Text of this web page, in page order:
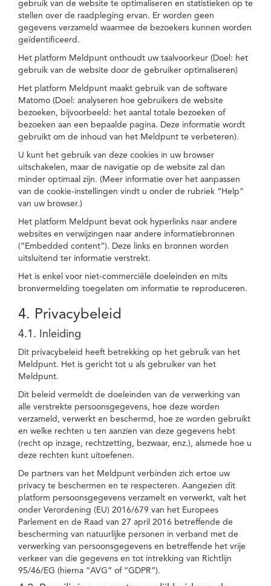
gebruik van de website te optimaliseren en statistieken op te
stellen over de raadpleging ervan. Er worden geen
gegevens verzameld waarmee de bezoekers kunnen worden
geïdentificeerd.
Het platform Meldpunt onthoudt uw taalvoorkeur (Doel: het
gebruik van de website door de gebruiker optimaliseren)
Het platform Meldpunt maakt gebruik van de software
Matomo (Doel: analyseren hoe gebruikers de website
bezoeken, bijvoorbeeld: het aantal totale bezoeken of
bezoeken aan een bepaalde pagina. Deze informatie wordt
gebruikt om de inhoud van het Meldpunt te verbeteren).
U kunt het gebruik van deze cookies in uw browser
uitschakelen, maar de navigatie op de website zal dan
minder optimaal zijn. (Meer informatie over het aanpassen
van de cookie-instellingen vindt u onder de rubriek “Help”
van uw browser.)
Het platform Meldpunt bevat ook hyperlinks naar andere
websites en verwijzingen naar andere informatiebronnen
(“Embedded content”). Deze links en bronnen worden
uitsluitend ter informatie verstrekt.
Het is enkel voor niet-commerciële doeleinden en mits
bronvermelding toegelaten om informatie te reproduceren.
4. Privacybeleid
4.1. Inleiding
Dit privacybeleid heeft betrekking op het gebruik van het
Meldpunt. Het is gericht tot u als gebruiker van het
Meldpunt.
Dit beleid vermeldt de doeleinden van de verwerking van
alle verstrekte persoonsgegevens, hoe deze worden
verzameld, verwerkt en beschermd, hoe ze worden gebruikt
en welke rechten u ten aanzien van deze gegevens hebt
(recht op inzage, rechtzetting, bezwaar, enz.), alsmede hoe u
deze rechten kunt uitoefenen.
De partners van het Meldpunt verbinden zich ertoe uw
privacy te beschermen en te respecteren. Aangezien dit
platform persoonsgegevens verzamelt en verwerkt, valt het
onder Verordening (EU) 2016/679 van het Europees
Parlement en de Raad van 27 april 2016 betreffende de
bescherming van natuurlijke personen in verband met de
verwerking van persoonsgegevens en betreffende het vrije
verkeer van die gegevens en tot intrekking van Richtlijn
95/46/EG (hierna “AVG” of “GDPR”).